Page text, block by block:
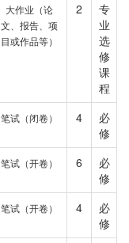
大作业（论
文、报告、项
目或作品等）
2
专
业
选
修
课
程
笔试（闭卷） 4
必
修
笔试（开卷） 6
必
修
笔试（开卷） 4
必
修